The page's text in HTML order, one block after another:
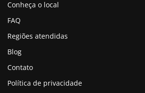
negócio familiar e cresceu mantendo
integridade e confiabilidade.
Oferece espaços em nosso
tamanhos, para armazenar móveis,
Conheça o local
FAQ
Regiões atendidas
Blog
Contato
Política de privacidade